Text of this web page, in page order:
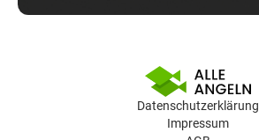
Datenschutzerklärung
Impressum